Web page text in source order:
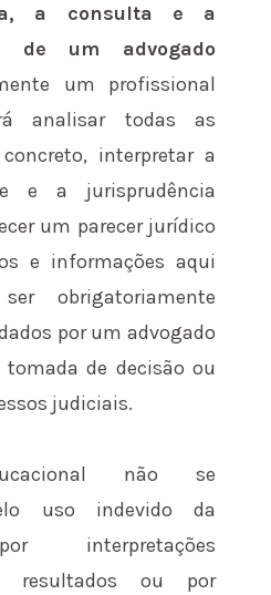
a consulta e a
de um advogado
um profissional
analisar todas as
interpretar a
e a jurisprudência
um parecer jurídico
e informações aqui
obrigatoriamente
por um advogado
de decisão ou
judiciais.
não se
uso indevido da
interpretações
resultados ou por